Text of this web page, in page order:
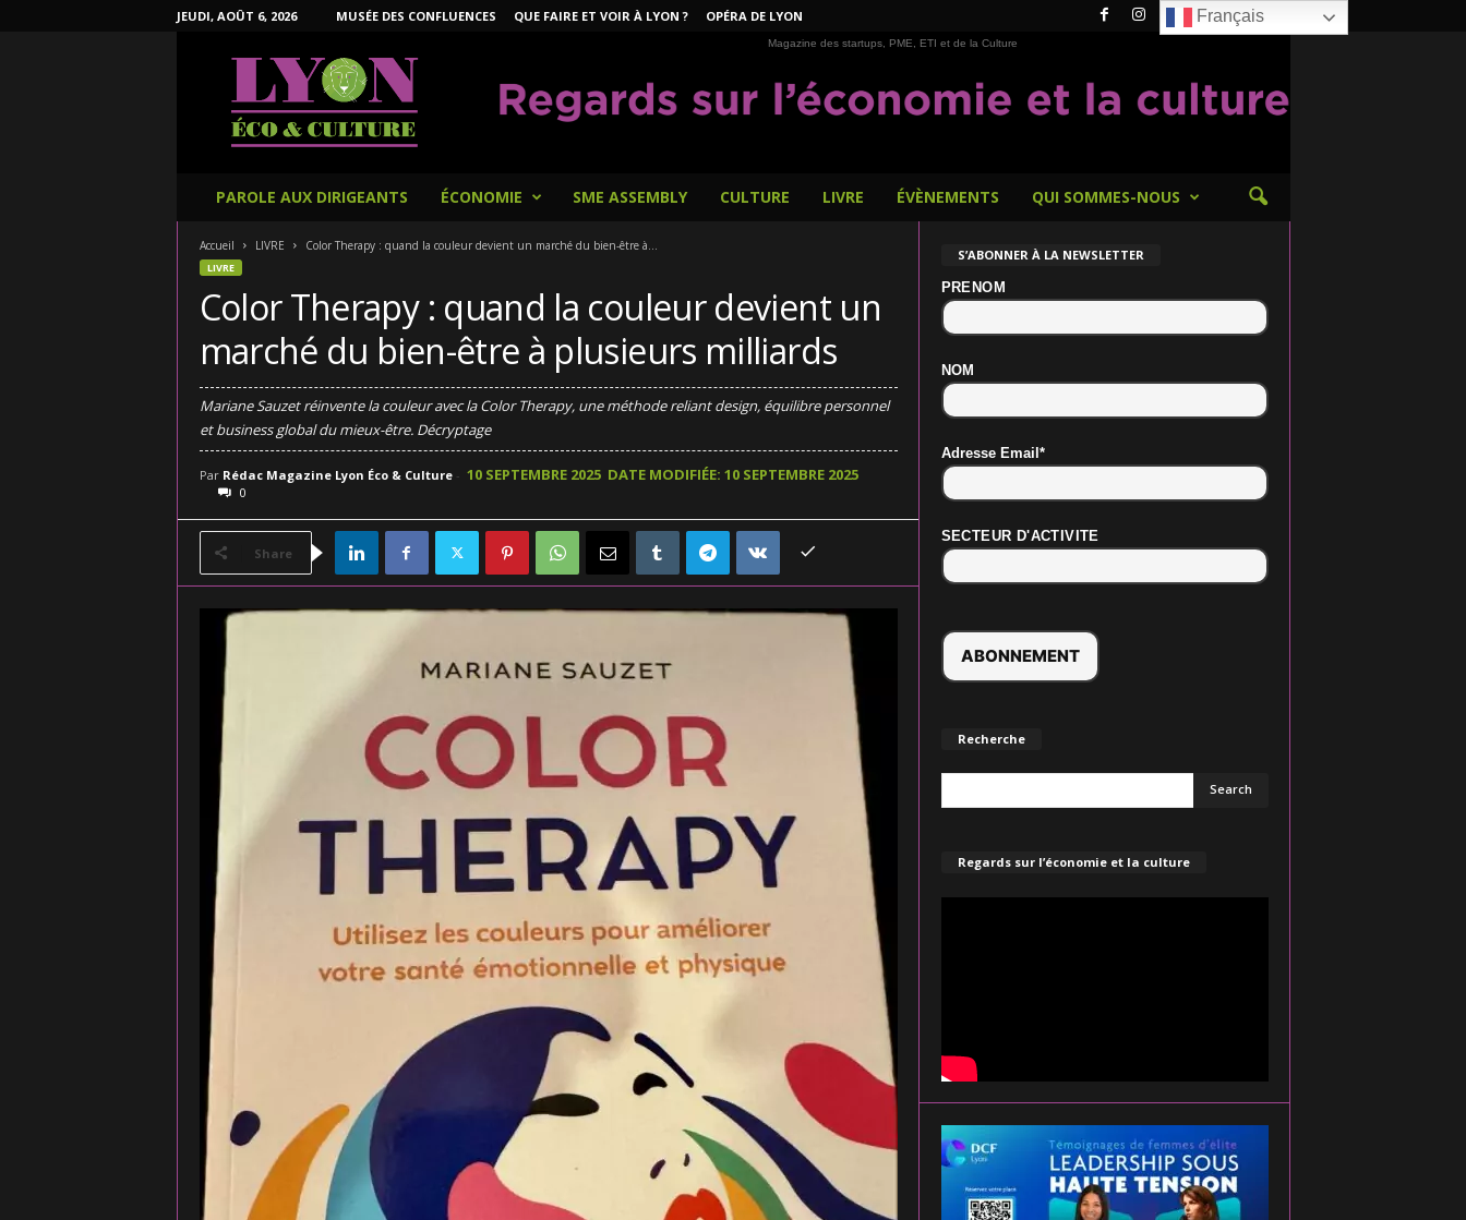
JEUDI, AOÛT 6, 2026 MUSÉE DES CONFLUENCES QUE FAIRE ET VOIR À LYON ? OPÉRA DE LYON
Magazine des startups, PME, ETI et de la Culture
PAROLE AUX DIRIGEANTS ÉCONOMIE SME ASSEMBLY CULTURE LIVRE ÉVÈNEMENTS QUI SOMMES-NOUS
Accueil LIVRE Color Therapy : quand la couleur devient un marché du bien-être à...
LIVRE
Color Therapy : quand la couleur devient un
marché du bien-être à plusieurs milliards
Mariane Sauzet réinvente la couleur avec la Color Therapy, une méthode reliant design, équilibre personnel
et business global du mieux-être. Décryptage
Par Rédac Magazine Lyon Éco & Culture- 10 SEPTEMBRE 2025 DATE MODIFIÉE: 10 SEPTEMBRE 2025
0
Share
S’ABONNER À LA NEWSLETTER
PRENOM
NOM
Adresse Email*
SECTEUR D'ACTIVITE
Recherche
Regards sur l’économie et la culture
Français